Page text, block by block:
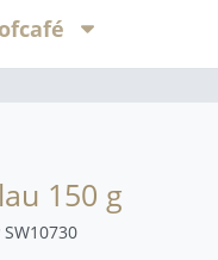
150 g
SW10730